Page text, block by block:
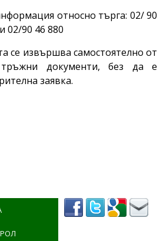
относно търга: 02/ 90
02/90 46 880
се извършва самостоятелно от
тръжни документи, без да е
заявка.